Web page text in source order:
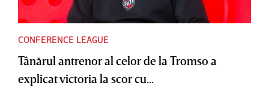
CONFERENCE LEAGUE
Tânărul antrenor al celor de la Tromso a
explicat victoria la scor cu...